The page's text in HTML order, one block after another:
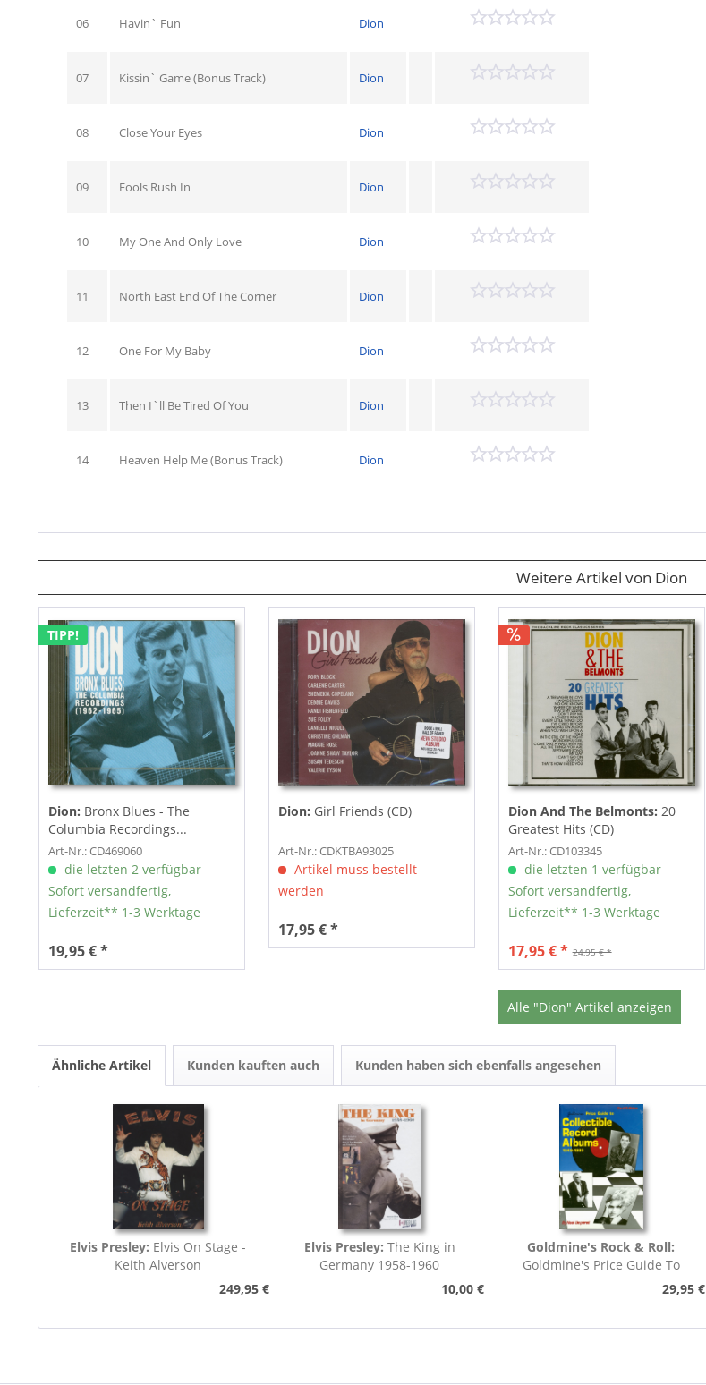
06 Havin` Fun Dion
07 Kissin` Game (Bonus Track) Dion
08 Close Your Eyes Dion
09 Fools Rush In Dion
10 My One And Only Love Dion
11 North East End Of The Corner Dion
12 One For My Baby Dion
13 Then I`ll Be Tired Of You Dion
14 Heaven Help Me (Bonus Track) Dion
Weitere Artikel von Dion
TIPP!
Dion: Bronx Blues - The
Columbia Recordings...
Art-Nr.: CD469060
die letzten 2 verfügbar
Sofort versandfertig,
Lieferzeit** 1-3 Werktage
19,95 € *
Dion: Girl Friends (CD)
Art-Nr.: CDKTBA93025
Artikel muss bestellt
werden
17,95 € *
Dion And The Belmonts: 20
Greatest Hits (CD)
Art-Nr.: CD103345
die letzten 1 verfügbar
Sofort versandfertig,
Lieferzeit** 1-3 Werktage
24,95 € *
17,95 € *
Alle "Dion" Artikel anzeigen
Ähnliche Artikel Kunden kauften auch Kunden haben sich ebenfalls angesehen
Elvis Presley: Elvis On Stage -
Keith Alverson
249,95 €
Elvis Presley: The King in
Germany 1958-1960
10,00 €
Goldmine's Rock & Roll:
Goldmine's Price Guide To
Collectable Record...29,95 €